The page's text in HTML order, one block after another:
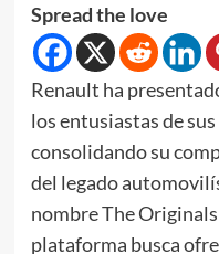
Spread the love
Renault ha
los entusiastas de
consolidando su
del legado
nombre The
plataforma busca